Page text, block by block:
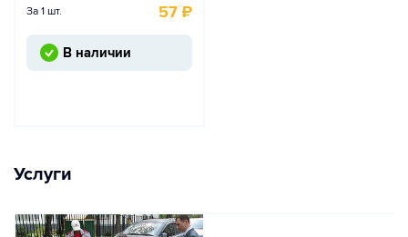
За 1 шт. 57 ₽
В наличии
Услуги